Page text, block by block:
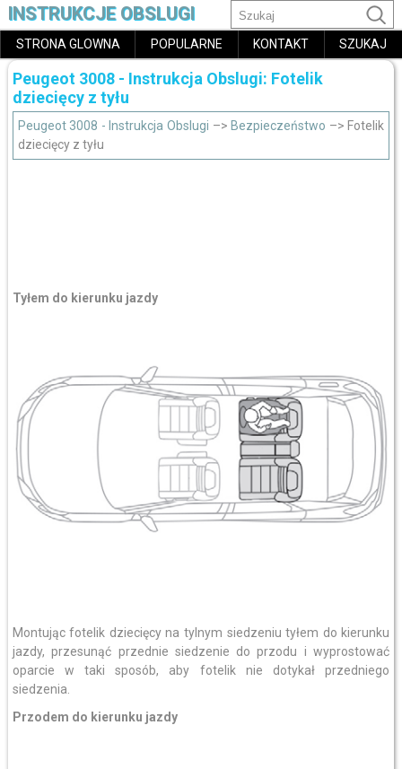
INSTRUKCJE OBSLUGI
STRONA GLOWNA POPULARNE KONTAKT SZUKAJ
Peugeot 3008 - Instrukcja Obslugi: Fotelik
dziecięcy z tyłu
Peugeot 3008 - Instrukcja Obslugi –> Bezpieczeństwo –> Fotelik
dziecięcy z tyłu
Tyłem do kierunku jazdy
Montując fotelik dziecięcy na tylnym siedzeniu tyłem do kierunku
jazdy, przesunąć przednie siedzenie do przodu i wyprostować
oparcie w taki sposób, aby fotelik nie dotykał przedniego
siedzenia.
Przodem do kierunku jazdy